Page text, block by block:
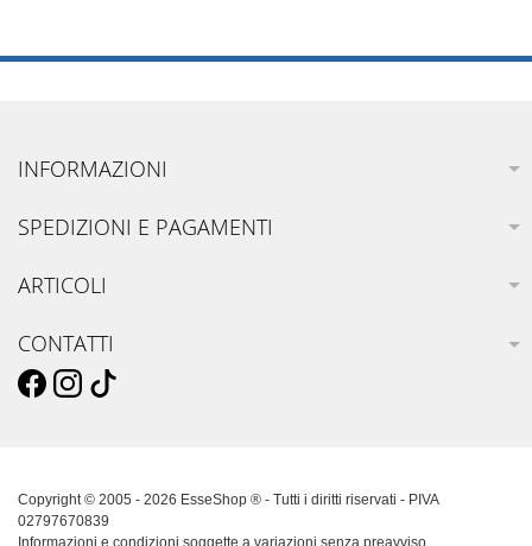
INFORMAZIONI
SPEDIZIONI E PAGAMENTI
ARTICOLI
CONTATTI
Copyright © 2005 - 2026 EsseShop ® - Tutti i diritti riservati - PIVA
02797670839
Informazioni e condizioni soggette a variazioni senza preavviso.